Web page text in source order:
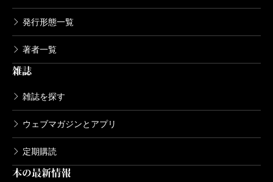
発行形態一覧
著者一覧
雑誌
雑誌を探す
ウェブマガジンとアプリ
定期購読
本の最新情報